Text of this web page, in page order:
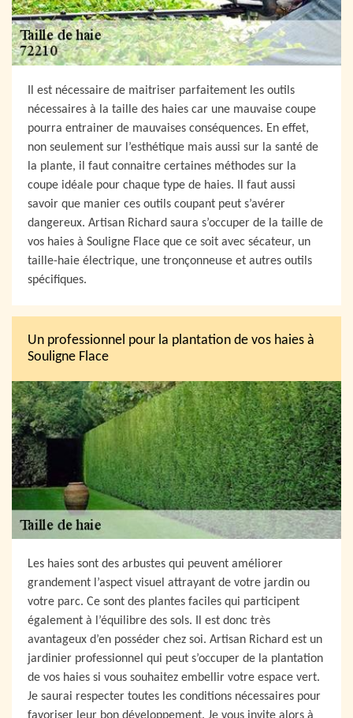
Il est nécessaire de maitriser parfaitement les outils
nécessaires à la taille des haies car une mauvaise coupe
pourra entrainer de mauvaises conséquences. En effet,
non seulement sur l’esthétique mais aussi sur la santé de
la plante, il faut connaitre certaines méthodes sur la
coupe idéale pour chaque type de haies. Il faut aussi
savoir que manier ces outils coupant peut s’avérer
dangereux. Artisan Richard saura s’occuper de la taille de
vos haies à Souligne Flace que ce soit avec sécateur, un
taille-haie électrique, une tronçonneuse et autres outils
spécifiques.
Un professionnel pour la plantation de vos haies à
Souligne Flace
Les haies sont des arbustes qui peuvent améliorer
grandement l’aspect visuel attrayant de votre jardin ou
votre parc. Ce sont des plantes faciles qui participent
également à l’équilibre des sols. Il est donc très
avantageux d’en posséder chez soi. Artisan Richard est un
jardinier professionnel qui peut s’occuper de la plantation
de vos haies si vous souhaitez embellir votre espace vert.
Je saurai respecter toutes les conditions nécessaires pour